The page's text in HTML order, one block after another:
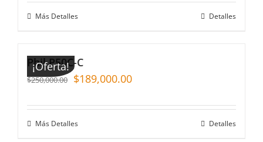
Más Detalles Detalles
¡Oferta!
Phil P50C-C
$250,000.00 $189,000.00
Más Detalles Detalles